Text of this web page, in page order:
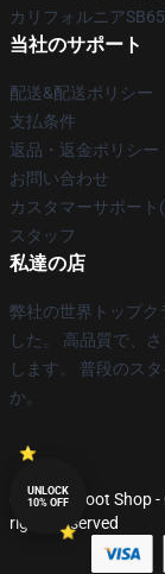
カリフォルニア
当社のサポート
配送&配送ポリシー
支払条件
返品・返金ポリシー
お問い合わせ
カスタマーサポート
スタッフ
私達の店
弊社の世界トップク
した。 高品質で、
します。 普段のス
か。
© Wilbur Soot Shop
rights reserved
UNLOCK
10% OFF